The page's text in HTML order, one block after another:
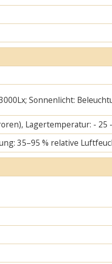
Sonnenlicht:
Lagertemperatur: - 25
35–95 % relative